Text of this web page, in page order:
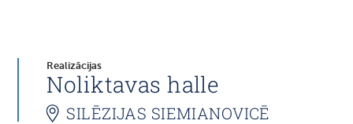
Realizācijas
Noliktavas halle
SILĒZIJAS SIEMIANOVICĒ